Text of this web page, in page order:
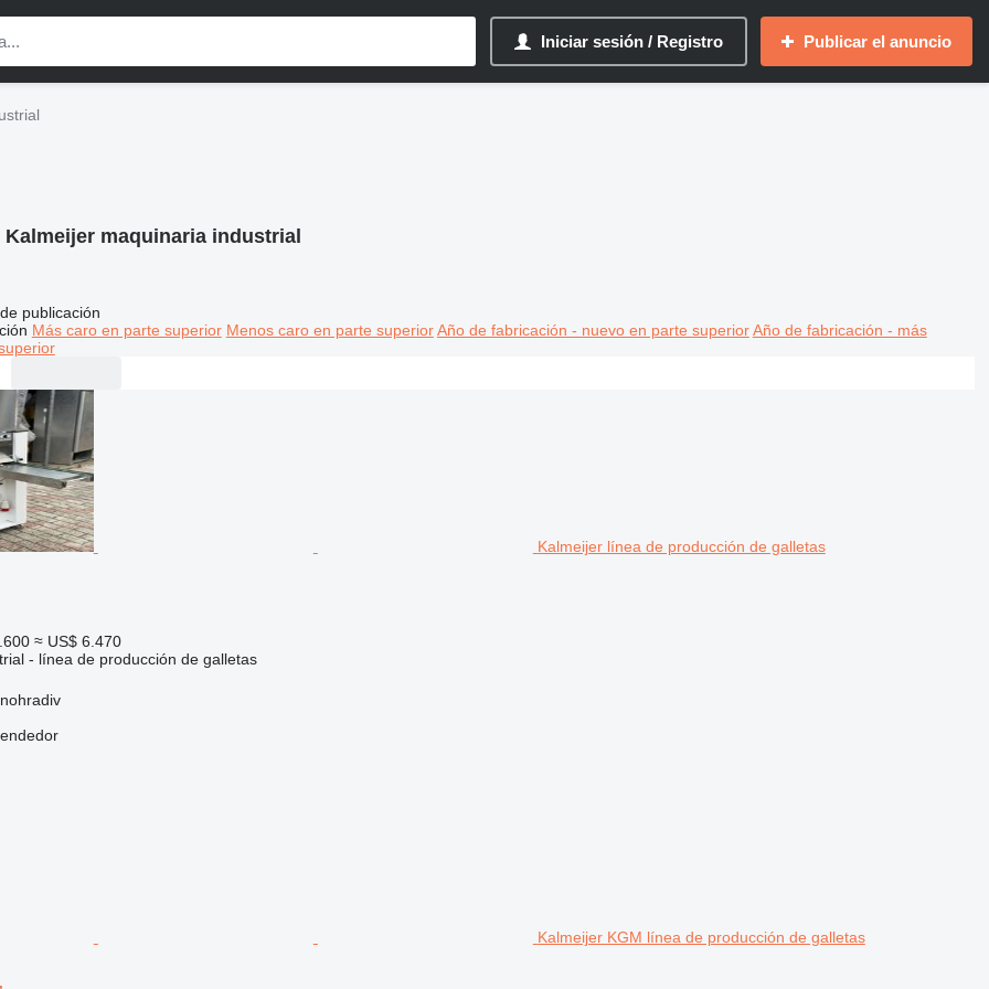
Iniciar sesión / Registro Publicar el anuncio
Kalmeijer maquinaria industrial
publicación
Más caro en parte superior Menos caro en parte superior Año de fabricación - nuevo en parte superior Año de fabricación - más
Kalmeijer línea de producción de galletas
≈ US$ 6.470
- línea de producción de galletas
Kalmeijer KGM línea de producción de galletas